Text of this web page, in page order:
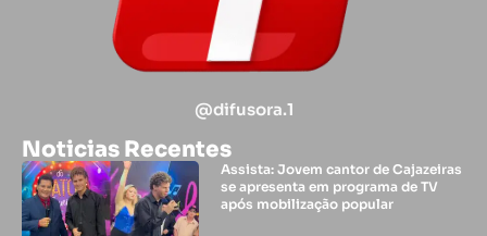
@difusora.1
Noticias Recentes
Assista: Jovem cantor de Cajazeiras
se apresenta em programa de TV
após mobilização popular